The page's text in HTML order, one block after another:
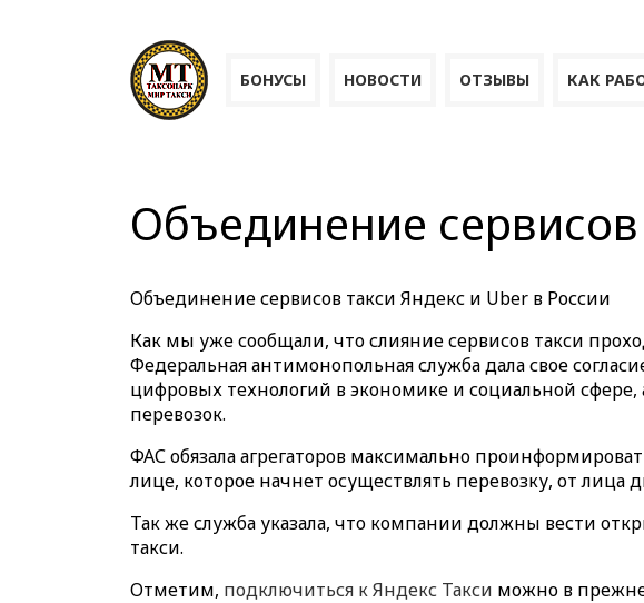
БОНУСЫ НОВОСТИ ОТЗЫВЫ КАК
Объединение
Объединение сервисов такси Яндекс и Uber в России
Как мы уже сообщали, что слияние сервисов такси
Федеральная антимонопольная служба дала свое
цифровых технологий в экономике и социальной
перевозок.
ФАС обязала агрегаторов максимально
лице, которое начнет осуществлять перевозку, от лица
Так же служба указала, что компании должны вести
такси.
Отметим, подключиться к Яндекс Такси можно в